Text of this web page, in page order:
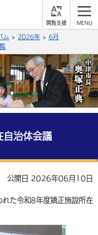
支
白
縮小
中国語（簡体字）
YouTube
・年金
・予防
・雇用
ム 2026年
6月
自治体会議
公開日 2026年06月10日
た令和8年度矯正施設所在